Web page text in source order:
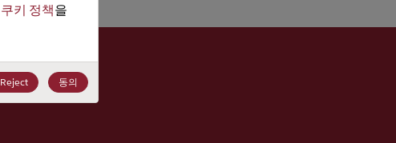
쿠키 정책을
Reject 동의